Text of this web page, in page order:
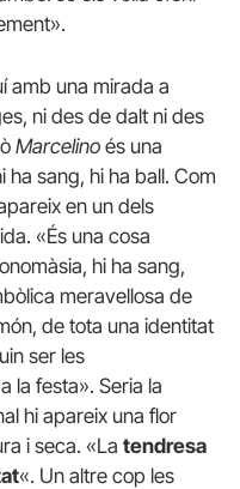
amb una mirada a
ni des de dalt ni des
Marcelino és una
ha sang, hi ha ball. Com
en un dels
«És una cosa
hi ha sang,
meravellosa de
de tota una identitat
ser les
la festa». Seria la
hi apareix una flor
i seca. «La tendresa
«. Un altre cop les